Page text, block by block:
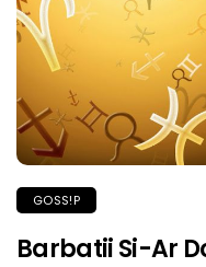
GOSS!P
Barbatii Si-Ar